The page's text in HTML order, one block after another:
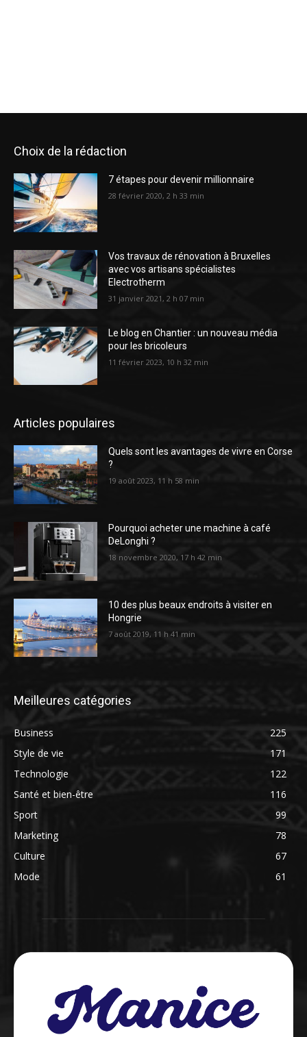
Choix de la rédaction
7 étapes pour devenir millionnaire
28 février 2020, 2 h 33 min
Vos travaux de rénovation à Bruxelles
avec vos artisans spécialistes
Electrotherm
31 janvier 2021, 2 h 07 min
Le blog en Chantier : un nouveau média
pour les bricoleurs
11 février 2023, 10 h 32 min
Articles populaires
Quels sont les avantages de vivre en Corse
?
19 août 2023, 11 h 58 min
Pourquoi acheter une machine à café
DeLonghi ?
18 novembre 2020, 17 h 42 min
10 des plus beaux endroits à visiter en
Hongrie
7 août 2019, 11 h 41 min
Meilleures catégories
Business
225
Style de vie
171
Technologie
122
Santé et bien-être
116
Sport
99
Marketing
78
Culture
67
Mode
61